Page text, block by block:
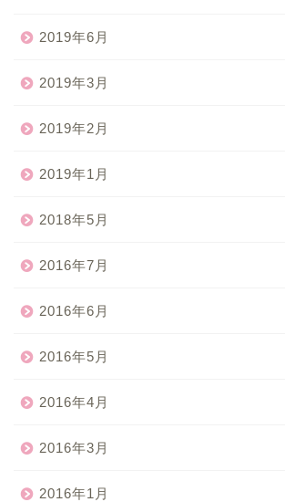
2019年6月
2019年3月
2019年2月
2019年1月
2018年5月
2016年7月
2016年6月
2016年5月
2016年4月
2016年3月
2016年1月